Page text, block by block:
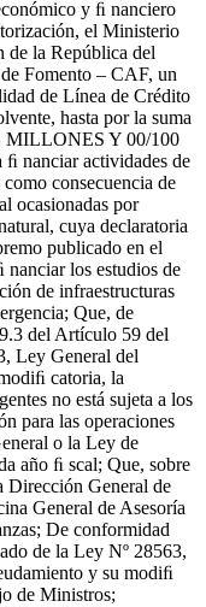
y ﬁ nanciero
el Ministerio
de la República del
Fomento – CAF, un
de Línea de Crédito
hasta por la suma
MILLONES Y 00/100
nanciar actividades de
consecuencia de
ocasionadas por
cuya declaratoria
publicado en el
los estudios de
de infraestructuras
Que, de
del Artículo 59 del
Ley General del
catoria, la
no está sujeta a los
para las operaciones
o la Ley de
año ﬁ scal; Que, sobre
Dirección General de
General de Asesoría
De conformidad
de la Ley Nº 28563,
y su modiﬁ
de Ministros;